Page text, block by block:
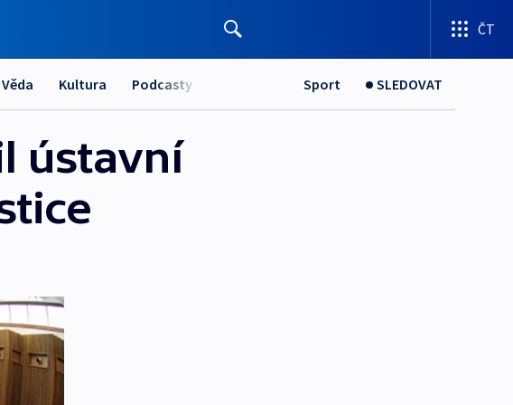
ČT
Věda Kultura Podcasty Sport SLEDOVAT
ústavní